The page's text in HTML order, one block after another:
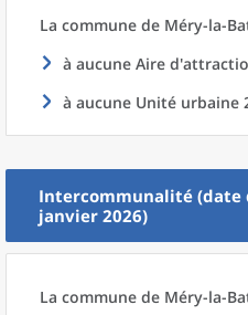
La commune de Méry-la-
à aucune Aire
à aucune Unité urbaine
Intercommunalité (date
janvier 2026)
La commune de Méry-la-